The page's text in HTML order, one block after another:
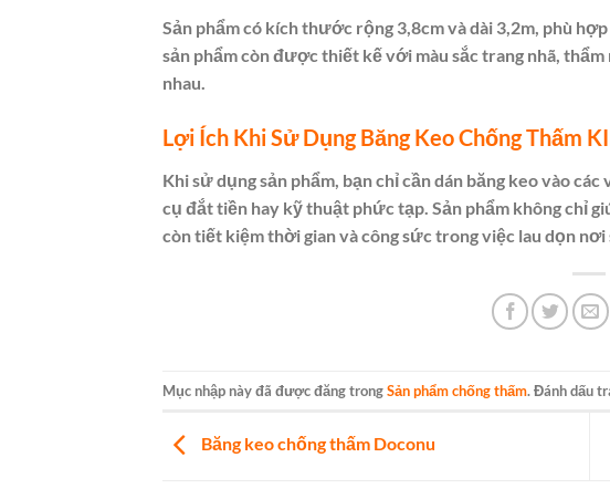
Sản phẩm có kích thước rộng 3,8cm và dài 3,2m, phù
sản phẩm còn được thiết kế với màu sắc trang nhã,
nhau.
Lợi Ích Khi Sử Dụng Băng Keo Chống Thấm
Khi sử dụng sản phẩm, bạn chỉ cần dán băng keo vào
cụ đắt tiền hay kỹ thuật phức tạp. Sản phẩm không chỉ
còn tiết kiệm thời gian và công sức trong việc lau dọn nơi
Mục nhập này đã được đăng trongSản phẩm chống thấm. Đánh dấu
Băng keo chống thấm Doconu